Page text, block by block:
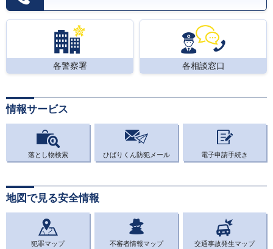
各警察署 各相談窓口
情報サービス
落とし物検索 ひばりくん防犯メール 電子申請手続き
地図で見る安全情報
犯罪マップ 不審者情報マップ 交通事故発生マップ